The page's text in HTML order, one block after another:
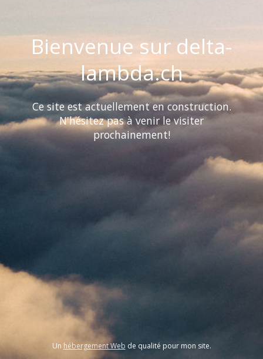
Bienvenue sur delta-
lambda.ch
Ce site est actuellement en construction.
N'hésitez pas à venir le visiter
prochainement!
Un hébergement Web de qualité pour mon site.